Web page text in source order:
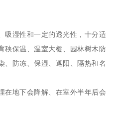
吸湿性和一定的透光性，十分适
秧保温、温室大棚、园林树木防
、防冻、保湿、遮阳、隔热和名
在地下会降解、在室外半年后会